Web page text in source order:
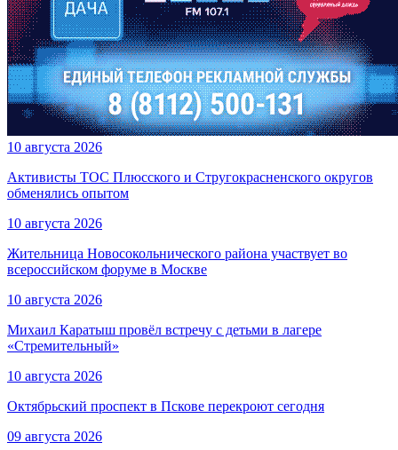
10 августа 2026
Активисты ТОС Плюсского и Стругокрасненского округов
обменялись опытом
10 августа 2026
Жительница Новосокольнического района участвует во
всероссийском форуме в Москве
10 августа 2026
Михаил Каратыш провёл встречу с детьми в лагере
«Стремительный»
10 августа 2026
Октябрьский проспект в Пскове перекроют сегодня
09 августа 2026